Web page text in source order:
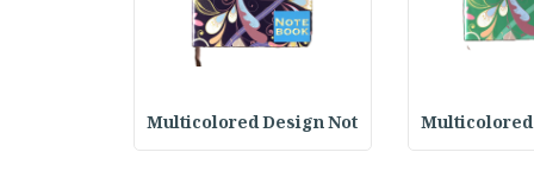
Multicolored Design Not